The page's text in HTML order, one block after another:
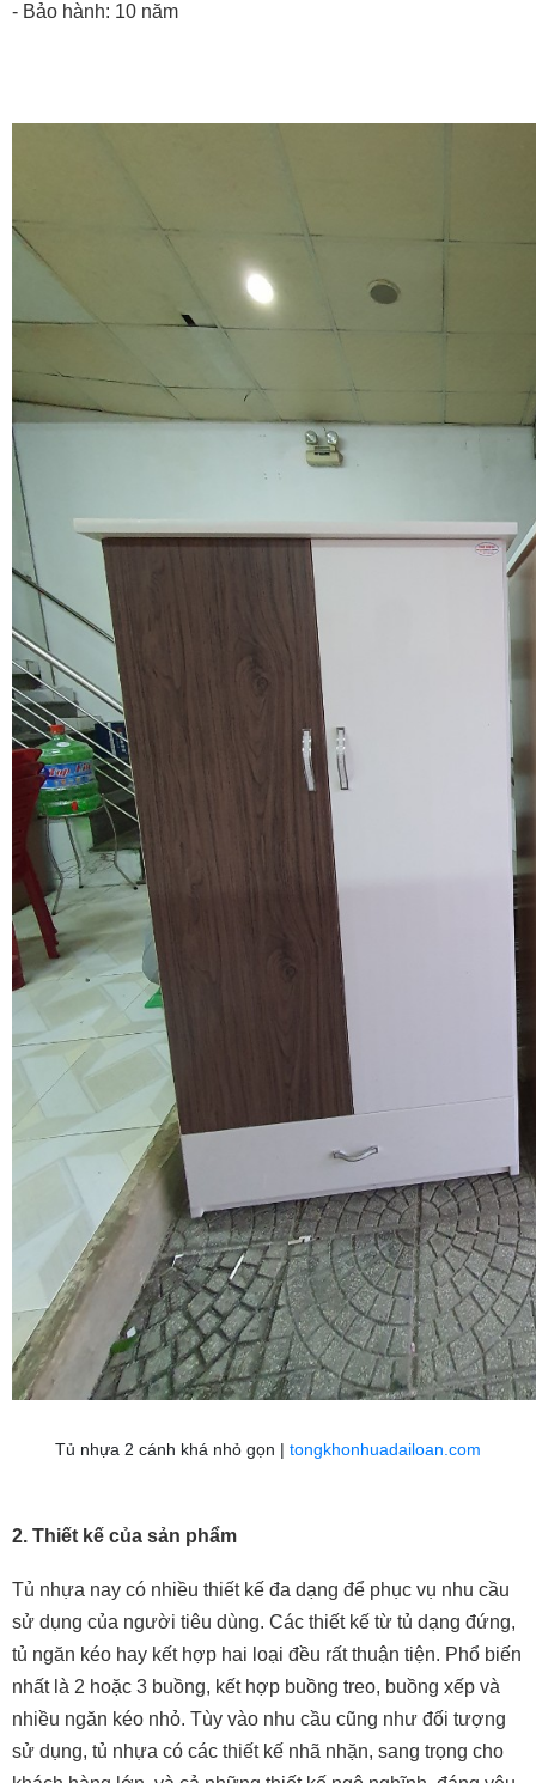
- Bảo hành: 10 năm
Tủ nhựa 2 cánh khá nhỏ gọn | tongkhonhuadailoan.com
2. Thiết kế của sản phẩm
Tủ nhựa nay có nhiều thiết kế đa dạng để phục vụ nhu cầu
sử dụng của người tiêu dùng. Các thiết kế từ tủ dạng đứng,
tủ ngăn kéo hay kết hợp hai loại đều rất thuận tiện. Phổ biến
nhất là 2 hoặc 3 buồng, kết hợp buồng treo, buồng xếp và
nhiều ngăn kéo nhỏ. Tùy vào nhu cầu cũng như đối tượng
sử dụng, tủ nhựa có các thiết kế nhã nhặn, sang trọng cho